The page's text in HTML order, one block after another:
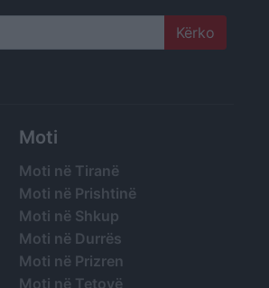
Moti
Moti në Tiranë
Moti në Prishtinë
Moti në Shkup
Moti në Durrës
Moti në Prizren
Moti në Tetovë